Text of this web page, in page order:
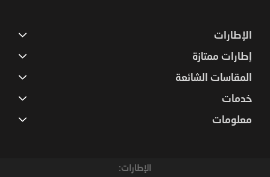
الإطارات
إطارات ممتازة
المقاسات الشائعة
خدمات
معلومات
الإطارات: